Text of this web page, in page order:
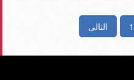
1 التالى